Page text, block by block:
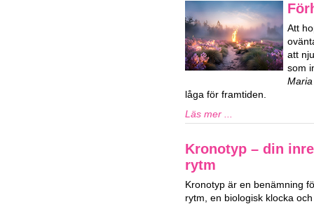
Att
att
som
låga för framtiden.
Läs mer ...
Kronotyp – din
rytm
Kronotyp är en benämning
rytm, en biologisk klocka